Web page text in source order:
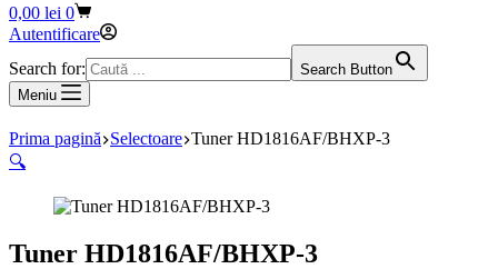
Coș
de
0,00 lei 0
Autentificare
Search for:
Search Button
Meniu
Prima pagină Selectoare Tuner HD1816AF/BHXP-3
🔍
Tuner HD1816AF/BHXP-3